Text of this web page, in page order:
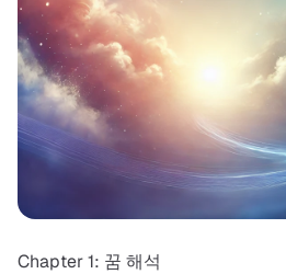
Chapter 1: 꿈 해석